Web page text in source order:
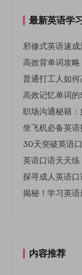
最新英语学
邪修式英语速成
高效背单词攻
高效记忆单词
坐飞机必备英
30天突破英语
英语口语天天
揭秘！学习英
内容推荐